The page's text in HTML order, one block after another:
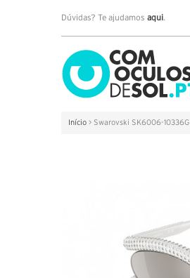
Dúvidas? Te ajudamos aqui.
Início > Swarovski SK6006-10336G